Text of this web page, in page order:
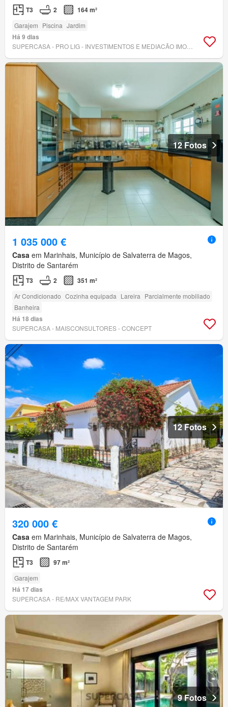
T3 2 164 m²
Garajem Piscina Jardim
Há 9 dias
12 Fotos
1 035 000 €
Casa em Marinhais, Município de Salvaterra de Magos,
Distrito de Santarém
T3 2 351 m²
Ar Condicionado Cozinha equipada Lareira Parcialmente mobiliado
Banheira
Há 18 dias
SUPERCASA - MAISCONSULTORES - CONCEPT
12 Fotos
320 000 €
Casa em Marinhais, Município de Salvaterra de Magos,
Distrito de Santarém
T3 97 m²
Garajem
Há 17 dias
SUPERCASA - RE/MAX VANTAGEM PARK
9 Fotos